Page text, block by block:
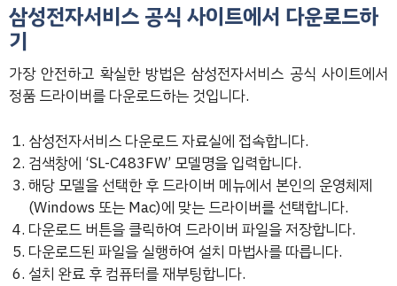
삼성전자서비스 공식 사이트에서 다운로드하
기
가장 안전하고 확실한 방법은 삼성전자서비스 공식 사이트에서
정품 드라이버를 다운로드하는 것입니다.
삼성전자서비스 다운로드 자료실에 접속합니다.
검색창에 ‘SL-C483FW’ 모델명을 입력합니다.
해당 모델을 선택한 후 드라이버 메뉴에서 본인의 운영체제
(Windows 또는 Mac)에 맞는 드라이버를 선택합니다.
다운로드 버튼을 클릭하여 드라이버 파일을 저장합니다.
다운로드된 파일을 실행하여 설치 마법사를 따릅니다.
설치 완료 후 컴퓨터를 재부팅합니다.